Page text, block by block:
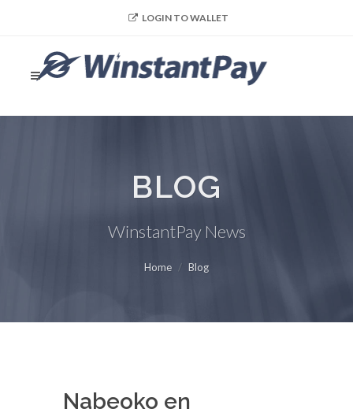
LOGIN TO WALLET
BLOG
WinstantPay News
Home Blog
Nabeoko en